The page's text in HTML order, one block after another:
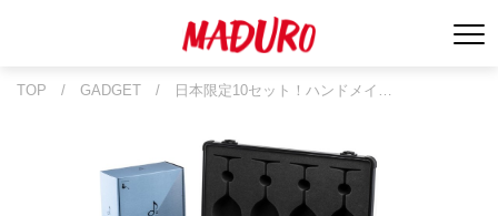
TOP / GADGET / 日本限定10セット！ハンドメイ…